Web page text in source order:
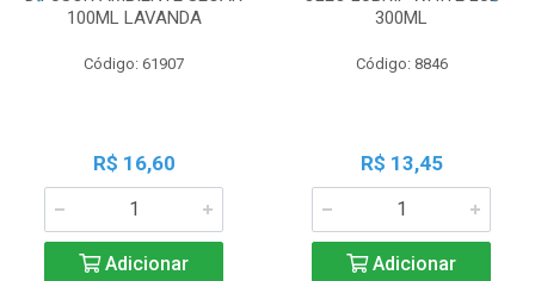
100ML LAVANDA
Código: 61907
R$ 16,60
Adicionar
300ML
Código: 8846
R$ 13,45
Adicionar